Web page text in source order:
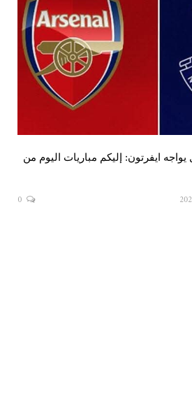
ايفرتون: إليكم مباريات اليوم من